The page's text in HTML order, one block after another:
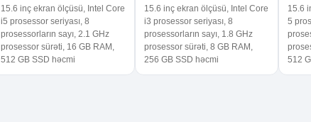
15.6 inç ekran ölçüsü, Intel Core
i5 prosessor seriyası, 8
prosessorların sayı, 2.1 GHz
prosessor sürəti, 16 GB RAM,
512 GB SSD həcmi
15.6 inç ekran ölçüsü, Intel Core
i3 prosessor seriyası, 8
prosessorların sayı, 1.8 GHz
prosessor sürəti, 8 GB RAM,
256 GB SSD həcmi
15.6
5
512